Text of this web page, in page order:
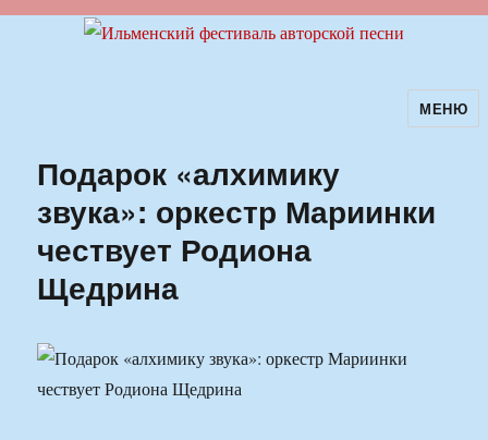
Ильменский фестиваль авторскойМЕНЮ
Подарок «алхимику
звука»: оркестр Мариинки
чествует Родиона
Щедрина